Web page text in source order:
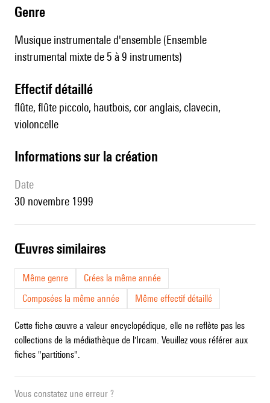
genre
Musique instrumentale d'ensemble (Ensemble
instrumental mixte de 5 à 9 instruments)
effectif détaillé
flûte, flûte piccolo, hautbois, cor anglais, clavecin,
violoncelle
informations sur la création
date
30 novembre 1999
œuvres similaires
Même genre
Crées la même année
Composées la même année
Même effectif détaillé
Cette fiche œuvre a valeur encyclopédique, elle ne reflète pas les
collections de la médiathèque de l'Ircam. Veuillez vous référer aux
fiches "partitions".
Vous constatez une erreur ?